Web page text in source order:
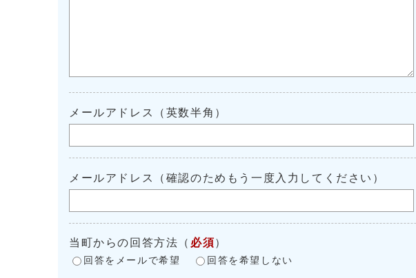
メールアドレス（英数半角）
メールアドレス（確認のためもう一度入力してください）
当町からの回答方法 （ 必須）
回答をメールで希望 回答を希望しない